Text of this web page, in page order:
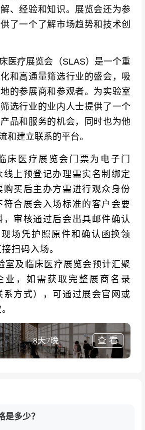
、经验和知识。展览会还为参
了一个了解市场趋势和技术创
医疗展览会（SLAS） 是一个重
和高通量筛选行业的盛会，吸
的参展商和参观者。为实验室
选行业的业内人士提供了一个
产品和服务的机会，同时也为他
和建立联系的平台。
床医疗展览会门票为电子门
线上预登记办理需实名制绑定
购买后主办方需进行观众身份
符合展会入场标准的客户会要
，审核通过后会出具邮件确认
场凭护照原件和确认函换领
扫码入场。
室及临床医疗展览会预计汇聚
业，如需获取完整展商名录
系方式），可通过展会官网或
8天7晚 查 看
是多少？